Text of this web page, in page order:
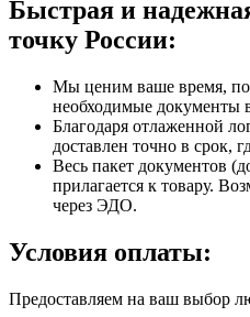
Быстрая и
точку России:
Мы ценим ваше время,
необходимые документы
Благодаря отлаженной
доставлен точно в срок,
Весь пакет документов
прилагается к товару.
через ЭДО.
Условия оплаты:
Предоставляем на ваш выбор